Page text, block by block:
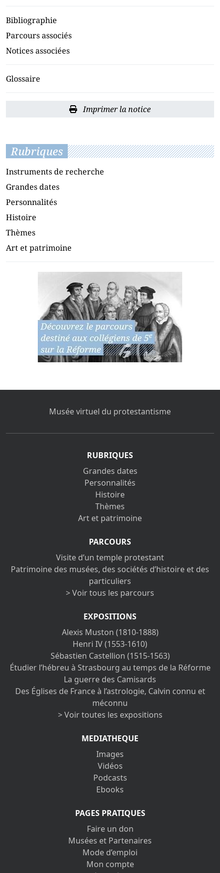
Bibliographie
Parcours associés
Notices associées
Glossaire
Imprimer la notice
Rubriques
Instruments de recherche
Grandes dates
Personnalités
Histoire
Thèmes
Art et patrimoine
Musée virtuel du protestantisme
RUBRIQUES
Grandes dates
Personnalités
Histoire
Thèmes
Art et patrimoine
PARCOURS
Visite d’un temple protestant
Patrimoine des musées, des sociétés d’histoire et des
particuliers
> Voir tous les parcours
EXPOSITIONS
Alexis Muston (1810-1888)
Henri IV (1553-1610)
Sébastien Castellion (1515-1563)
Étudier l’hébreu à Strasbourg au temps de la Réforme
La guerre des Camisards
Des Églises de France à l’astrologie, Calvin connu et
méconnu
> Voir toutes les expositions
MEDIATHEQUE
Images
Vidéos
Podcasts
Ebooks
PAGES PRATIQUES
Faire un don
Musées et Partenaires
Mode d’emploi
Mon compte